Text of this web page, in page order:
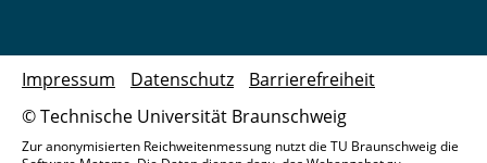
© Technische Universität Braunschweig
Impressum Datenschutz Barrierefreiheit
Zur anonymisierten Reichweitenmessung nutzt die TU Braunschweig die